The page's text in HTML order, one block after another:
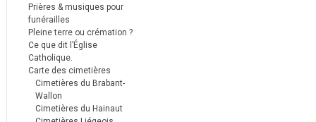
Prières & musiques pour
funérailles
Pleine terre ou crémation ?
Ce que dit l’Église
Catholique.
Carte des cimetières
Cimetières du Brabant-
Wallon
Cimetières du Hainaut